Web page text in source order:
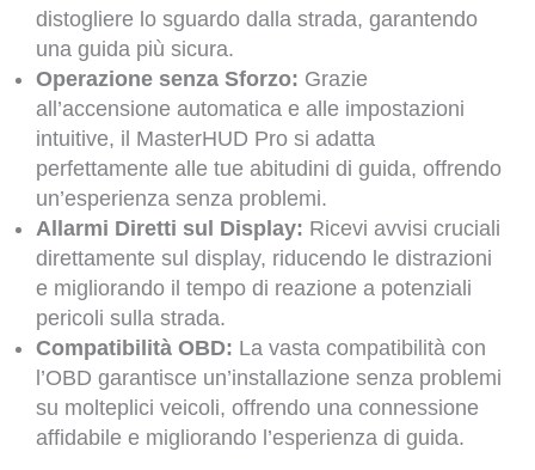
distogliere lo sguardo dalla strada, garantendo
una guida più sicura.
Operazione senza Sforzo: Grazie
all’accensione automatica e alle impostazioni
intuitive, il MasterHUD Pro si adatta
perfettamente alle tue abitudini di guida, offrendo
un’esperienza senza problemi.
Allarmi Diretti sul Display: Ricevi avvisi cruciali
direttamente sul display, riducendo le distrazioni
e migliorando il tempo di reazione a potenziali
pericoli sulla strada.
Compatibilità OBD: La vasta compatibilità con
l’OBD garantisce un’installazione senza problemi
su molteplici veicoli, offrendo una connessione
affidabile e migliorando l’esperienza di guida.